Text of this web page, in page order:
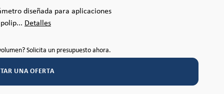
diseñada para aplicaciones
Detalles
Solicita un presupuesto ahora.
UNA OFERTA